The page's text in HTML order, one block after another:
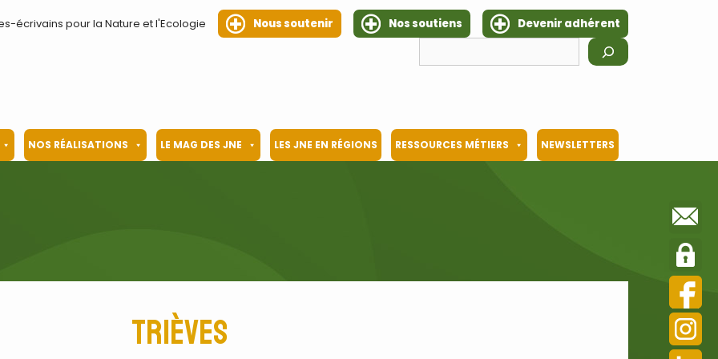
écrivains pour la Nature et l'Ecologie Nous soutenir Nos soutiens
Devenir adhérent
NOS RÉALISATIONS LE MAG DES JNE LES JNE EN RÉGIONS RESSOURCES MÉTIERS NEWSLETTERS
trièves